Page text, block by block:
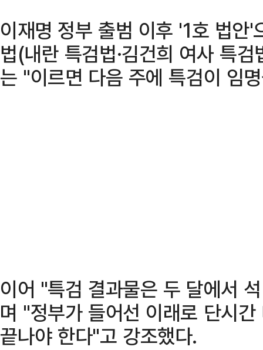
이재명 정부 출범 이후 '1호 법안
법(내란 특검법·김건희 여사 특
는 "이르면 다음 주에 특검이 임
이어 "특검 결과물은 두 달에서
며 "정부가 들어선 이래로 단시
끝나야 한다"고 강조했다.